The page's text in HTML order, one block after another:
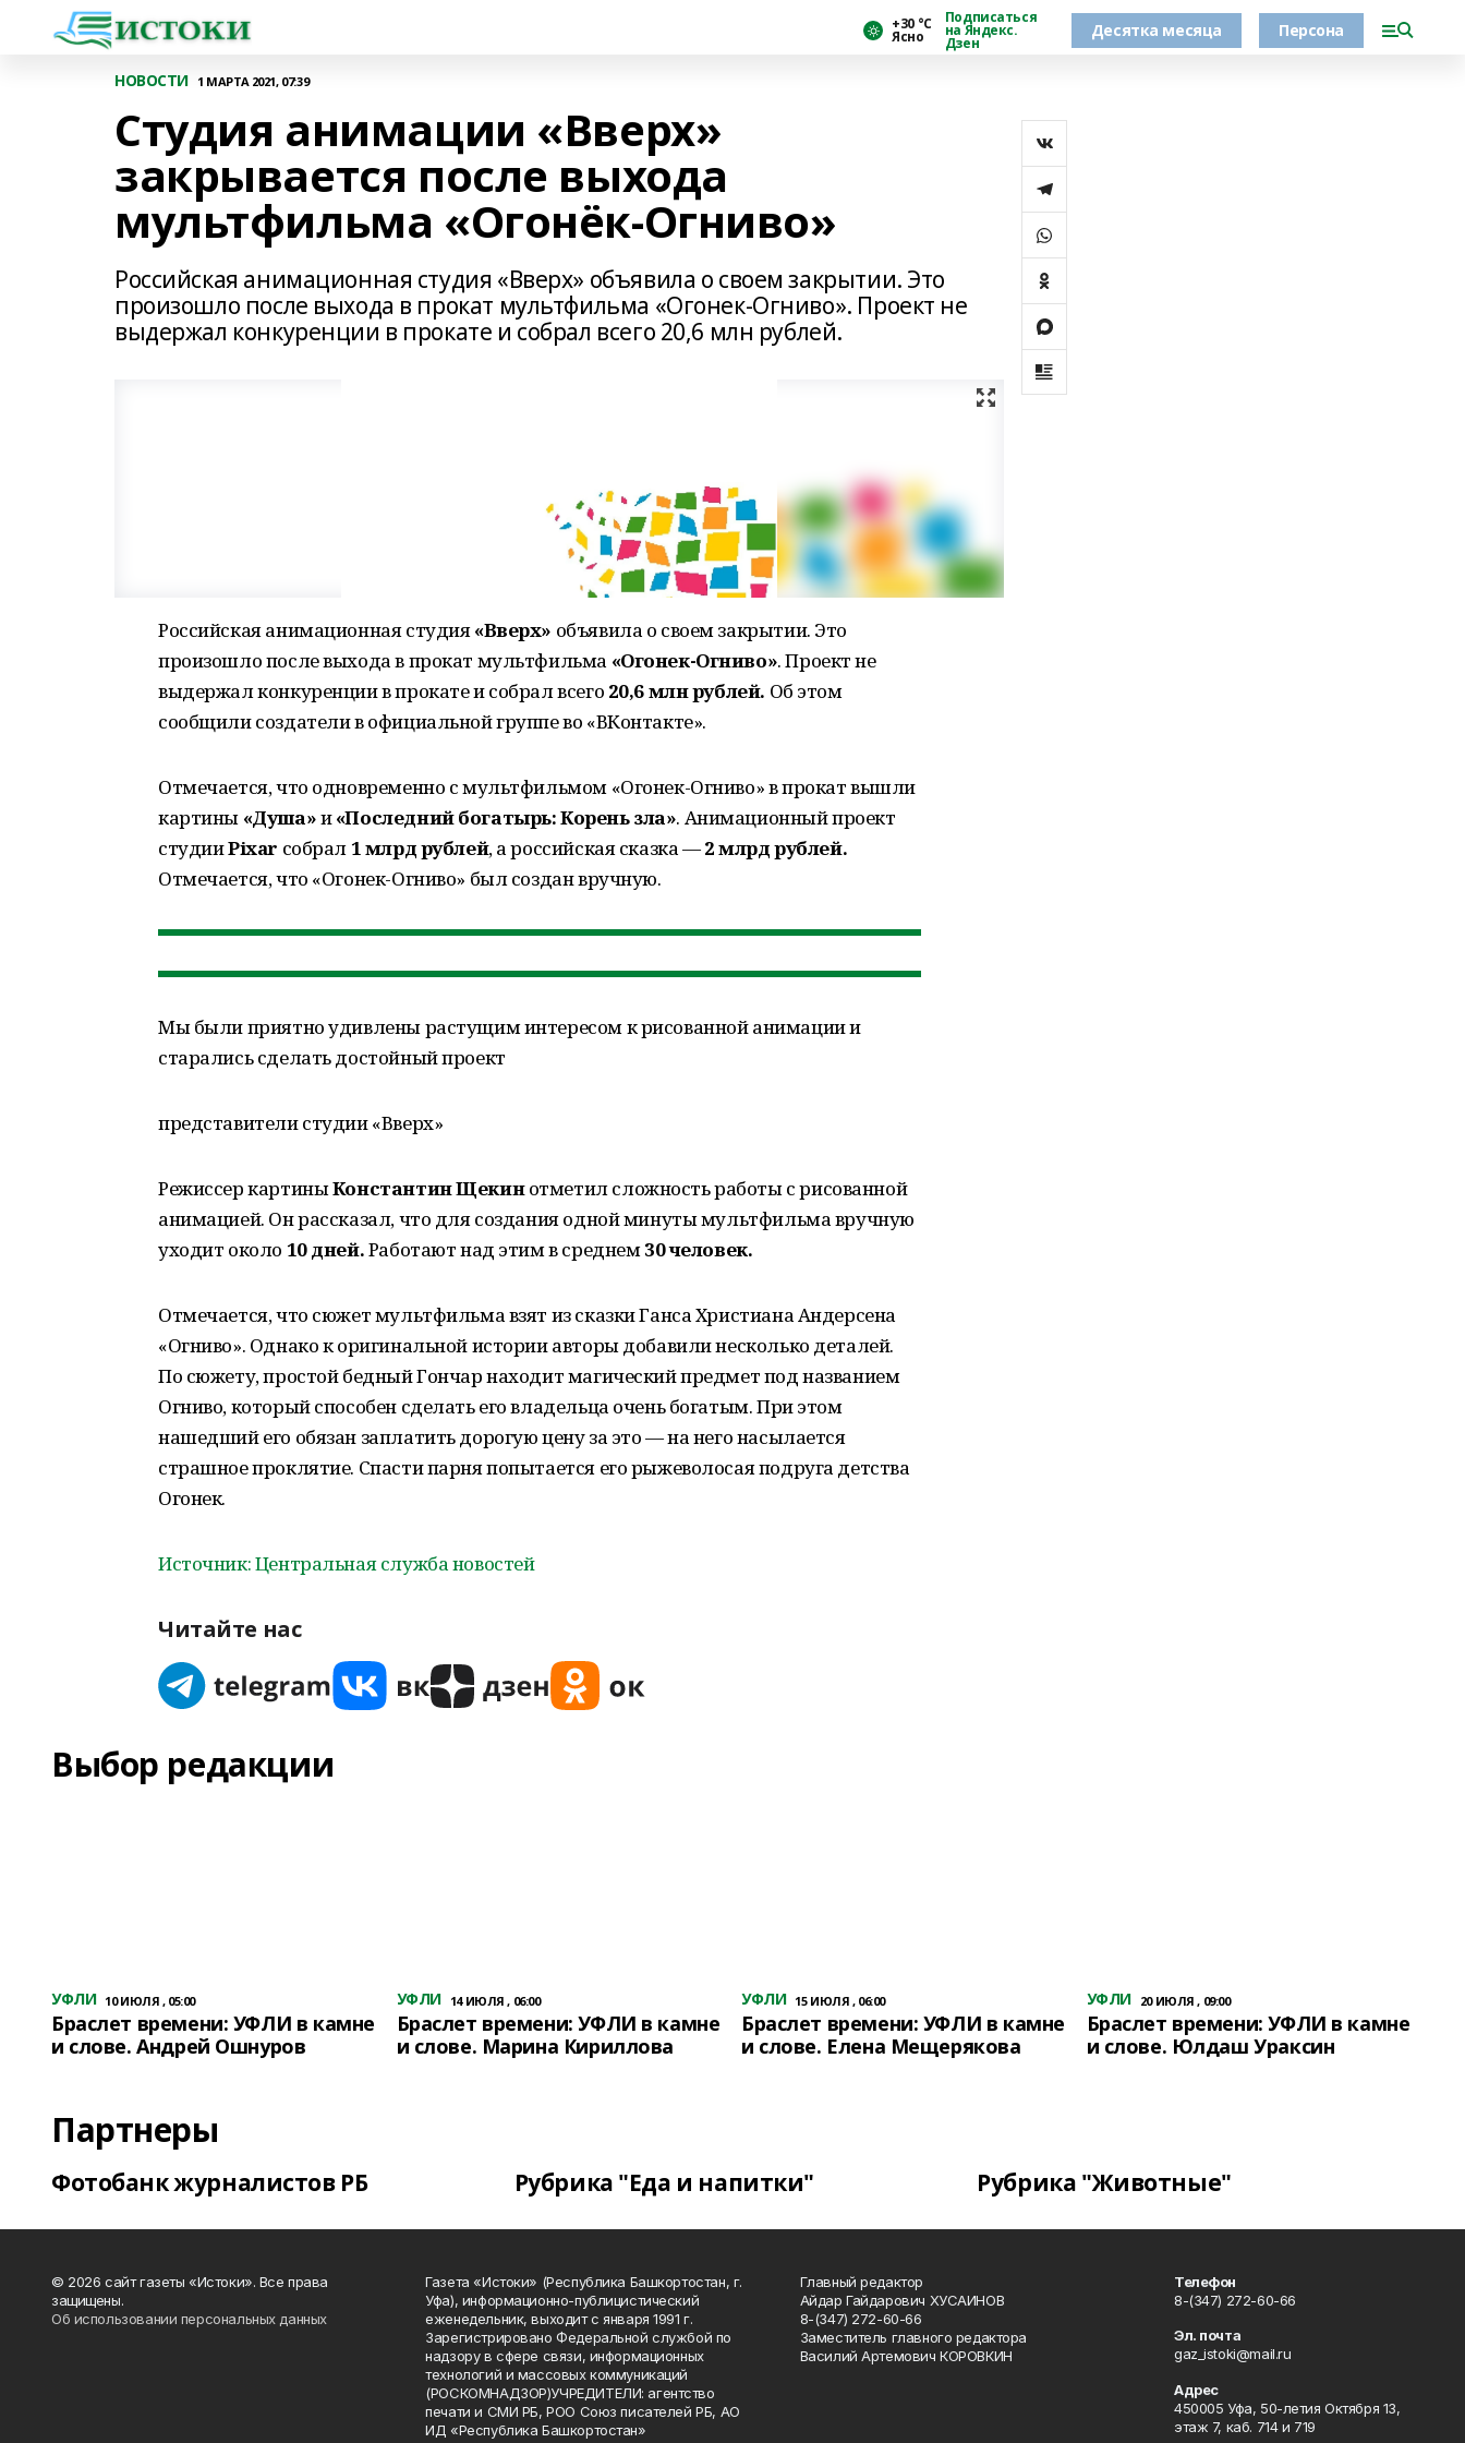
+30 °С
Ясно
Подписаться
на Яндекс.
Дзен
Десятка месяца Персона
НОВОСТИ 1 МАРТА 2021, 07:39
Студия анимации «Вверх»
закрывается после выхода
мультфильма «Огонёк-Огниво»
Российская анимационная студия «Вверх» объявила о своем закрытии. Это
произошло после выхода в прокат мультфильма «Огонек-Огниво». Проект не
выдержал конкуренции в прокате и собрал всего 20,6 млн рублей.
Российская анимационная студия«Вверх» объявила о своем закрытии. Это
произошло после выхода в прокат мультфильма «Огонек-Огниво». Проект не
выдержал конкуренции в прокате и собрал всего 20,6 млн рублей. Об этом
сообщили создатели в официальной группе во «ВКонтакте».
Отмечается, что одновременно с мультфильмом «Огонек-Огниво» в прокат вышли
картины «Душа»и«Последний богатырь: Корень зла». Анимационный проект
студииPixar собрал 1 млрд рублей, а российская сказка —2 млрд рублей.
Отмечается, что «Огонек-Огниво» был создан вручную.
Мы были приятно удивлены растущим интересом к рисованной анимации и
старались сделать достойный проект
представители студии «Вверх»
Режиссер картиныКонстантин Щекинотметил сложность работы с рисованной
анимацией. Он рассказал, что для создания одной минуты мультфильма вручную
уходит около 10 дней.Работают над этим в среднем30 человек.
Отмечается, что сюжет мультфильма взят из сказки Ганса Христиана Андерсена
«Огниво». Однако к оригинальной истории авторы добавили несколько деталей.
По сюжету, простой бедный Гончар находит магический предмет под названием
Огниво, который способен сделать его владельца очень богатым. При этом
нашедший его обязан заплатить дорогую цену за это — на него насылается
страшное проклятие. Спасти парня попытается его рыжеволосая подруга детства
Огонек.
Источник: Центральная служба новостей
Читайте нас
Выбор редакции
УФЛИ 10 ИЮЛЯ , 05:00
Браслет времени: УФЛИ в камне
и слове. Андрей Ошнуров
УФЛИ 14 ИЮЛЯ , 06:00
Браслет времени: УФЛИ в камне
и слове. Марина Кириллова
УФЛИ 15 ИЮЛЯ , 06:00
Браслет времени: УФЛИ в камне
и слове. Елена Мещерякова
УФЛИ 20 ИЮЛЯ , 09:00
Браслет времени: УФЛИ в камне
и слове. Юлдаш Ураксин
Партнеры
Фотобанк журналистов РБ Рубрика "Еда и напитки" Рубрика "Животные"
© 2026 сайт газеты «Истоки». Все права
защищены.
Об использовании персональных данных
Газета «Истоки» (Республика Башкортостан, г.
Уфа), информационно-публицистический
еженедельник, выходит с января 1991 г.
Зарегистрировано Федеральной службой по
надзору в сфере связи, информационных
технологий и массовых коммуникаций
(РОСКОМНАДЗОР)УЧРЕДИТЕЛИ: агентство
печати и СМИ РБ, РОО Союз писателей РБ, АО
ИД «Республика Башкортостан»
Главный редактор
Айдар Гайдарович ХУСАИНОВ
8-(347) 272-60-66
Заместитель главного редактора
Василий Артемович КОРОВКИН
Телефон
8-(347) 272-60-66
Эл. почта
gaz_istoki@mail.ru
Адрес
450005 Уфа, 50-летия Октября 13,
этаж 7, каб. 714 и 719